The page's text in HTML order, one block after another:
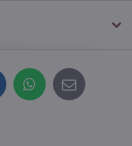
WhatsApp
E-
mail